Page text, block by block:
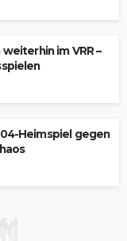
im VRR –
Heimspiel gegen